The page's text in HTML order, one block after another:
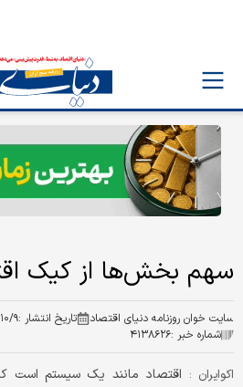
سهم بخش‌ها از کیک
سایت خوان روزنامه دنیای اقتصاد تاریخ انتشار :
شماره خبر :۴۱۳۸۶۲۶
اکوایران : اقتصاد مانند یک سیستم است